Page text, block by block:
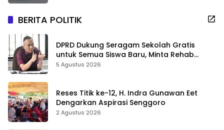
BERITA POLITIK
DPRD Dukung Seragam Sekolah Gratis
untuk Semua Siswa Baru, Minta Rehab
Sekolah Jangan Dikurangi
5 Agustus 2026
Reses Titik ke-12, H. Indra Gunawan Eet
Dengarkan Aspirasi Senggoro
2 Agustus 2026